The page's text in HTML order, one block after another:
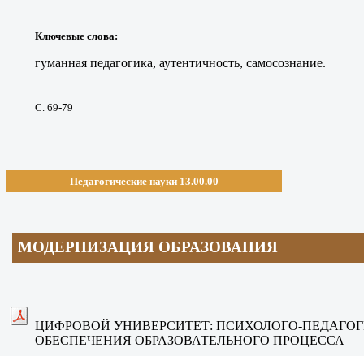
Ключевые слова:
гуманная педагогика, аутентичность, самосознание.
С. 69-79
Педагогические науки 13.00.00
МОДЕРНИЗАЦИЯ ОБРАЗОВАНИЯ
ЦИФРОВОЙ УНИВЕРСИТЕТ: ПСИХОЛОГО-
ОБЕСПЕЧЕНИЯ ОБРАЗОВАТЕЛЬНОГО ПРОЦЕССА